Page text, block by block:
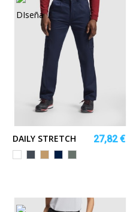
DAILY STRETCH
27,82 €